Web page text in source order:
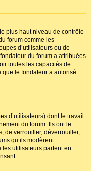
plus haut niveau de contrôle
forum comme les
d’utilisateurs ou de
du forum a attribuées
toutes les capacités de
que le fondateur a autorisé.
d’utilisateurs) dont le travail
du forum. Ils ont le
de verrouiller, déverrouiller,
qu’ils modèrent.
utilisateurs partent en